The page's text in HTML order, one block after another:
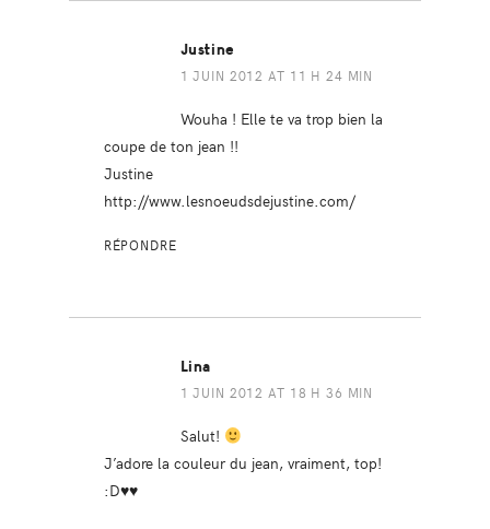
Justine
1 JUIN 2012 AT 11 H 24 MIN
Wouha ! Elle te va trop bien la
coupe de ton jean !!
Justine
http://www.lesnoeudsdejustine.com/
RÉPONDRE
Lina
1 JUIN 2012 AT 18 H 36 MIN
Salut!
J’adore la couleur du jean, vraiment, top!
:D♥♥